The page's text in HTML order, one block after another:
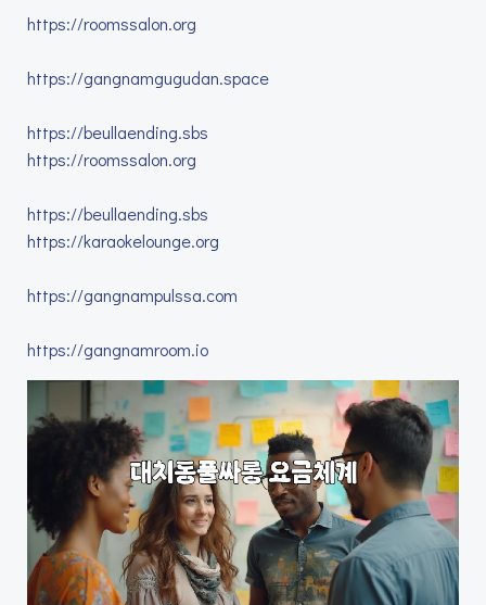
https://roomssalon.org
https://gangnamgugudan.space
https://beullaending.sbs
https://roomssalon.org
https://beullaending.sbs
https://karaokelounge.org
https://gangnampulssa.com
https://gangnamroom.io